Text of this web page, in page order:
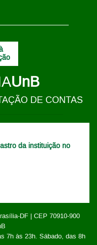
da instituição no
DF | CEP 70910-900
7h às 23h. Sábado, das 8h
UnB
DE CONTAS